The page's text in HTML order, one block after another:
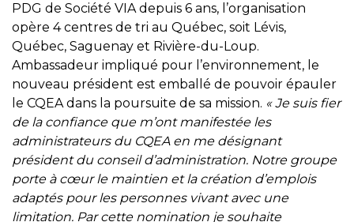
PDG de Société VIA depuis 6 ans, l’organisation
opère 4 centres de tri au Québec, soit Lévis,
Québec, Saguenay et Rivière-du-Loup.
Ambassadeur impliqué pour l’environnement, le
nouveau président est emballé de pouvoir épauler
le CQEA dans la poursuite de sa mission. « Je suis fier
de la confiance que m’ont manifestée les
administrateurs du CQEA en me désignant
président du conseil d’administration. Notre groupe
porte à cœur le maintien et la création d’emplois
adaptés pour les personnes vivant avec une
limitation. Par cette nomination je souhaite